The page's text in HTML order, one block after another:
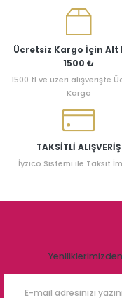
Ücretsiz Kargo İçin Alt
1500 ₺
1500 tl ve üzeri alışverişte
Kargo
TAKSİTLİ ALIŞVERİŞ
İyzico Sistemi ile Taksit